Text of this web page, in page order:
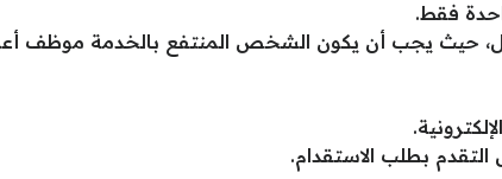
فقط.
بطلب الاستقدام.